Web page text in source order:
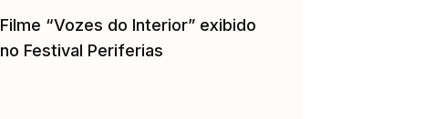
Filme “Vozes do Interior” exibido
no Festival Periferias